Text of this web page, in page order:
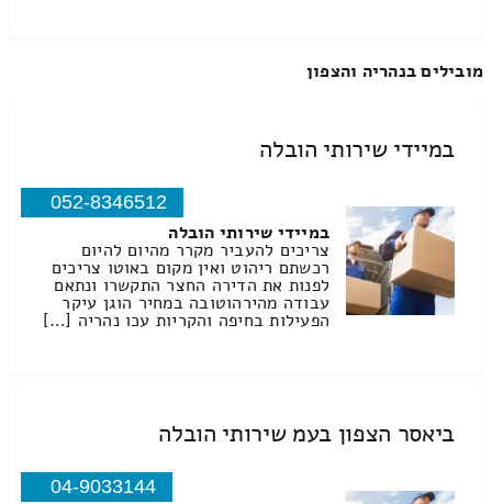
מובילים בנהריה והצפון
במיידי שירותי הובלה
052-8346512
במיידי שירותי הובלה
צריכים להעביר מקרר מהיום להיום
רכשתם ריהוט ואין מקום באוטו צריכים
לפנות את הדירה החצר התקשרו ונתאם
עבודה מהירהוטובה במחיר הוגן עיקר
הפעילות בחיפה והקריות עכו נהריה […]
ביאסר הצפון בעמ שירותי הובלה
04-9033144